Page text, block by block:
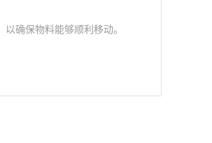
确保物料能够顺利移动。